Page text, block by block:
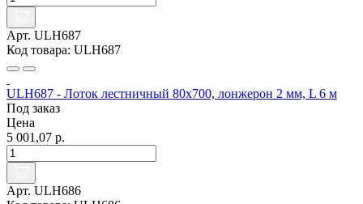
Арт. ULH687
Код товара: ULH687
ULH687 - Лоток лестничный 80х700, лонжерон 2 мм, L 6 м
Под заказ
Цена
5 001,07 р.
Арт. ULH686